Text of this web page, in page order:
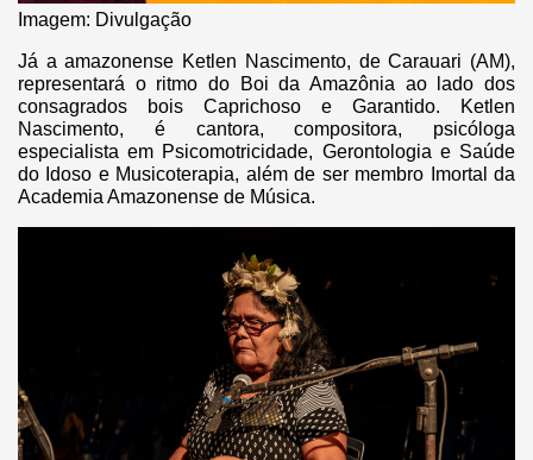
Imagem: Divulgação
Já a amazonense Ketlen Nascimento, de Carauari (AM),
representará o ritmo do Boi da Amazônia ao lado dos
consagrados bois Caprichoso e Garantido. Ketlen
Nascimento, é cantora, compositora, psicóloga
especialista em Psicomotricidade, Gerontologia e Saúde
do Idoso e Musicoterapia, além de ser membro Imortal da
Academia Amazonense de Música.